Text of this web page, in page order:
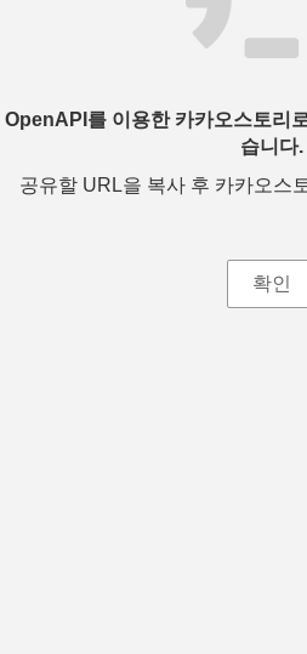
OpenAPI를 이용한 카카오스토리
습니다.
공유할 URL을 복사 후 카카오스
확인